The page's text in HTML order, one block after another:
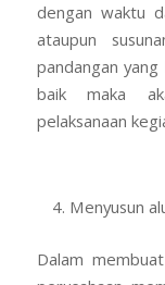
dengan waktu
ataupun
pandangan
baik maka
pelaksanaan
Menyusun
Dalam